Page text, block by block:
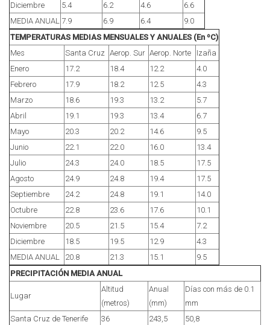
Diciembre
5.4 6.2 4.6
6.6
MEDIA ANUAL 7.9 6.9 6.4
9.0
TEMPERATURAS MEDIAS MENSUALES Y ANUALES (En ºC)
Mes
Santa Cruz Aerop. Sur Aerop. Norte
Izaña
Enero
17.2 18.4 12.2
4.0
Febrero
17.9 18.2 12.5
4.3
Marzo
18.6 19.3 13.2
5.7
Abril
19.1 19.3 13.4
6.7
Mayo
20.3 20.2 14.6
9.5
Junio
22.1 22.0 16.0
13.4
Julio
24.3 24.0 18.5
17.5
Agosto
24.9 24.8 19.4
17.5
Septiembre
24.2 24.8 19.1
14.0
Octubre
22.8 23.6 17.6
10.1
Noviembre
20.5 21.5 15.4
7.2
Diciembre
18.5 19.5 12.9
4.3
MEDIA ANUAL
20.8 21.3 15.1
9.5
PRECIPITACIÓN MEDIA ANUAL
Lugar
Altitud
(metros)
Anual
(mm)
Días con más de 0.1
mm
Santa Cruz de Tenerife
36 243,5
50,8